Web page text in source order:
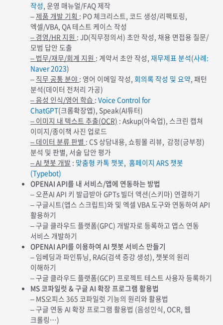
작성, 운영 매뉴얼/FAQ 제작
–제품 개발 기획 : PO 체크리스트, 코드 생성/리팩토링,
엑셀/VBA, QA 테스트 케이스 작성
– 경영/HR 지원 : JD(직무정의서) 초안 작성, 채용 면접용 질문/
모범 답안 도출
– 법무/재무/회계 지원 : 계약서 초안 작성,재무제표 분석(사례:
Naver 2023)
– 직무 공통 분야 : 영어 이메일 작성,회의록 작성 및 요약, 패턴
분석(데이터 전처리 가공)
– 음성 인식/영어 학습 :Voice Control for
ChatGPT(크롬확장앱), Speak(AI튜터)
– 이미지 내 텍스트 추출(OCR) : Askup(아숙업), 스크린 캡쳐
이미지/종이책 사진 업로드
– 데이터 분류 판별 : CS 상담내용, 쇼핑몰 리뷰, 감정(긍부정)
분석 및 판별, 서술 답안 평가
– AI 챗봇 개발 : 맞춤형 카톡 챗봇,홈페이지ARS 챗봇
(Typebot)
OPENAI API를 내 서비스/앱에 연동하는 방법
– 오픈AI API 키 발급받아 GPTs 빌더 액션(스키마) 연결하기
– 구글시트(앱스 스크립트)와 및 엑셀 VBA 도구와 연동하여 API
활용하기
– 구글 클라우드 플랫폼(GPC) 개발자로 등록하고 앱스 연동
서비스 개발하기
OPENAI API를 이용하여 AI 챗봇 서비스 만들기
– 임베딩과 파인튜닝, RAG(검색 증강 생성), 챗봇의 원리
이해하기
– 구글 클라우드 플랫폼(GCP) 프로젝트 테스트 사용자 등록하기
MS 코파일럿 & 구글 AI 확장 프로그램 활용법
– MS오피스 365 코파일럿 기능의 원리와 활용법
– 구글 연동 AI 확장 프로그램 활용법 (음성인식, OCR, 웹
크롤링…)